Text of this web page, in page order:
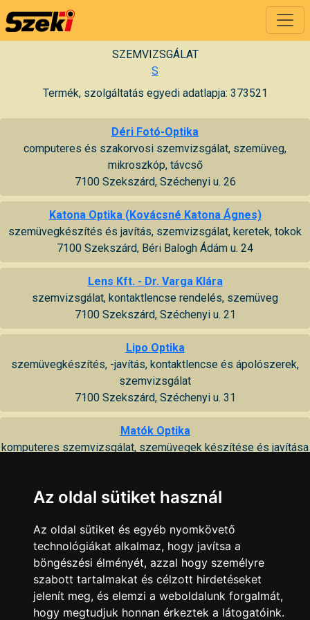
SZEMVIZSGÁLAT
S
Termék, szolgáltatás egyedi adatlapja: 373521
Déri Fotó-Optika
computeres és szakorvosi szemvizsgálat, szemüveg,
mikroszkóp, távcső
7100 Szekszárd, Széchenyi u. 26
Katona Optika (Kovácsné Katona Ágnes)
szemüvegkészítés és javítás, szemvizsgálat, keretek, tokok
7100 Szekszárd, Béri Balogh Ádám u. 24
Lens Kft. - Dr. Varga Klára
szemvizsgálat, kontaktlencse rendelés, szemüveg
7100 Szekszárd, Széchenyi u. 21
Lipo Optika
szemüvegkészítés, -javítás, kontaktlencse és ápolószerek,
szemvizsgálat
7100 Szekszárd, Széchenyi u. 31
Matók Optika
komputeres szemvizsgálat, szemüvegek készítése és javítása
Szász Optika
7100 Szekszárd, Garay tér 10
Szeglet Judit dr.
szemorvosi vizsgálat
7100 Szekszárd, Széchenyi u. 38
Az oldal sütiket használ
Az oldal sütiket és egyéb nyomkövető
technológiákat alkalmaz, hogy javítsa a
böngészési élményét, azzal hogy személyre
szabott tartalmakat és célzott hirdetéseket
jelenít meg, és elemzi a weboldalunk forgalmát,
hogy megtudjuk honnan érkeztek a látogatóink.